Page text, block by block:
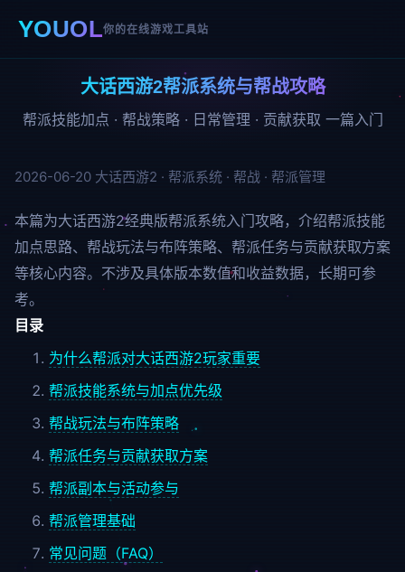
YOUOL你的在线游戏工具站
大话西游2帮派系统与帮战攻略
帮派技能加点 · 帮战策略 · 日常管理 · 贡献获取 一篇入门
2026-06-20 大话西游2 · 帮派系统 · 帮战 · 帮派管理
本篇为大话西游2经典版帮派系统入门攻略，介绍帮派技能
加点思路、帮战玩法与布阵策略、帮派任务与贡献获取方案
等核心内容。不涉及具体版本数值和收益数据，长期可参
考。
目录
为什么帮派对大话西游2玩家重要
帮派技能系统与加点优先级
帮战玩法与布阵策略
帮派任务与贡献获取方案
帮派副本与活动参与
帮派管理基础
常见问题（FAQ）